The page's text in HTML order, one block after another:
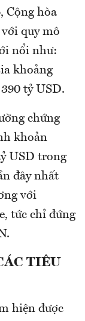
Cộng hòa
quy mô
nổi như:
khoảng
tỷ USD.
chứng
khoản
USD trong
đây nhất
với
tức chỉ đứng
TIÊU
hiện được